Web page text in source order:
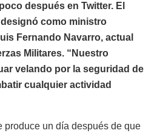
después en Twitter. El
como ministro
Fernando Navarro, actual
Militares. “Nuestro
velando por la seguridad de
cualquier actividad
produce un día después de que